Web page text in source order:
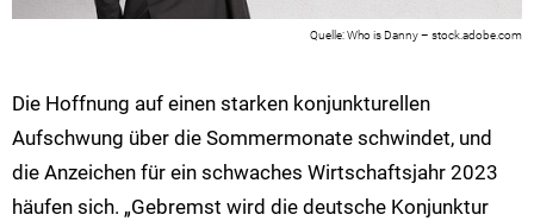
Who is Danny – stock.adobe.com
Die Hoffnung auf einen starken konjunkturellen
Aufschwung über die Sommermonate schwindet, und
die Anzeichen für ein schwaches Wirtschaftsjahr 2023
häufen sich. „Gebremst wird die deutsche Konjunktur